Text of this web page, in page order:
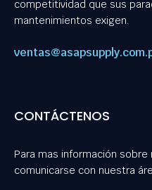
competitividad que sus
mantenimientos exigen.
CONTÁCTENOS
Para mas información
comunicarse con nuestra